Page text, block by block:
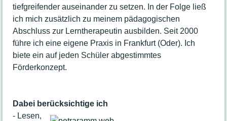
Veranstaltungsübersicht
Kursplan
Ausstellungen
Leitbild
Akteure
Ehrenamt
tiefgreifender auseinander zu setzen. In der Folge ließ
ich mich zusätzlich zu meinem pädagogischen
Abschluss zur Lerntherapeutin ausbilden. Seit 2000
führe ich eine eigene Praxis in Frankfurt (Oder). Ich
biete ein auf jeden Schüler abgestimmtes
Förderkonzept.
Dabei berücksichtige ich
- Lesen,